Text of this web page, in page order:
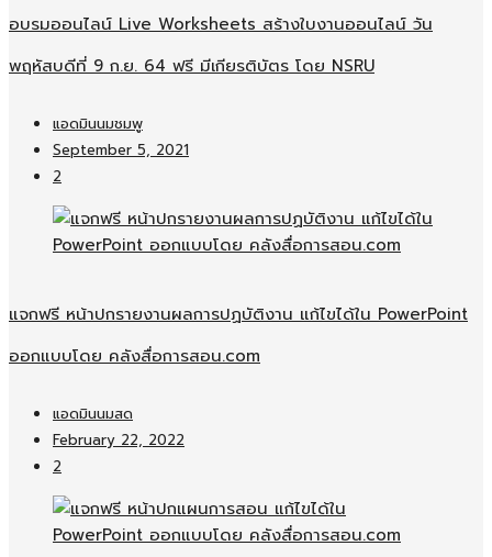
อบรมออนไลน์​ Live Worksheets สร้างใบงานออนไลน์​ วัน
พฤหัสบดีที่ 9 ก.ย. 64 ฟรี มีเกียรติบัตร โดย NSRU
แอดมินนมชมพู
September 5, 2021
2
แจกฟรี หน้าปกรายงานผลการปฏบัติงาน แก้ไขได้ใน PowerPoint
ออกแบบโดย คลังสื่อการสอน.com
แอดมินนมสด
February 22, 2022
2